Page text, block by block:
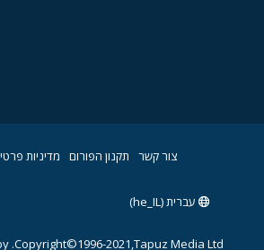
צור קשר תקנון הפורום מדיניות
עברית (he_IL)
Copyright©1996-2021,Tapuz Media Ltd.